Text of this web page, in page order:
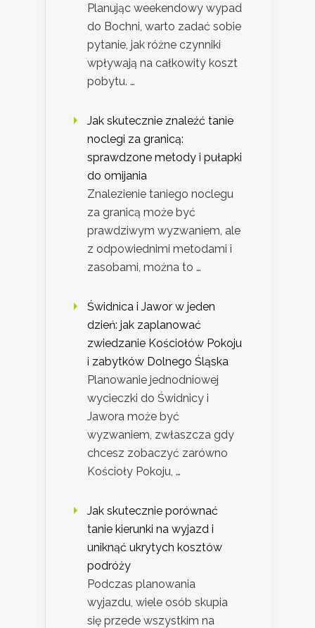
Planując weekendowy wypad
do Bochni, warto zadać sobie
pytanie, jak różne czynniki
wpływają na całkowity koszt
pobytu. …
Jak skutecznie znaleźć tanie
noclegi za granicą:
sprawdzone metody i pułapki
do omijania
Znalezienie taniego noclegu
za granicą może być
prawdziwym wyzwaniem, ale
z odpowiednimi metodami i
zasobami, można to …
Świdnica i Jawor w jeden
dzień: jak zaplanować
zwiedzanie Kościołów Pokoju
i zabytków Dolnego Śląska
Planowanie jednodniowej
wycieczki do Świdnicy i
Jawora może być
wyzwaniem, zwłaszcza gdy
chcesz zobaczyć zarówno
Kościoły Pokoju, …
Jak skutecznie porównać
tanie kierunki na wyjazd i
uniknąć ukrytych kosztów
podróży
Podczas planowania
wyjazdu, wiele osób skupia
się przede wszystkim na